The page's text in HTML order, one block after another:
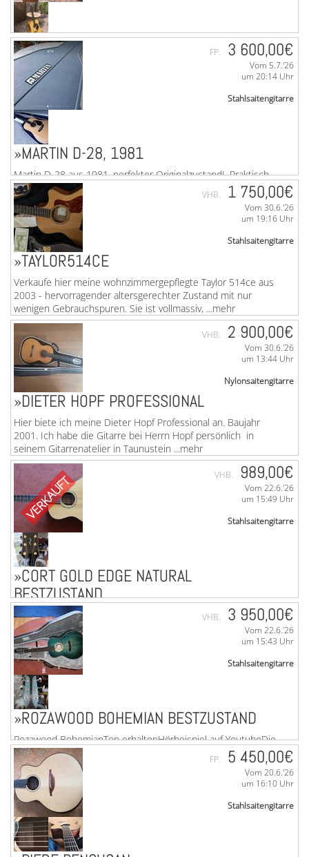
»C.F. MARTIN D-18 (2025)
Biete eine neue ungespielte D-18. Auch ein Klassiker kann
noch weiter verbessert werden! Das bewies Martin im Jahre
2025 mit einem Update der D-18. Die ...mehr
FP. 3 600,00€
Vom 5.7.'26
um 20:14 Uhr
Stahlsaitengitarre
»MARTIN D-28, 1981
Martin D-28 aus 1981, perfekter Originalzustand! Praktisch
keine wirklichen Gebrauchsspuren, alles original, blauer
Koffer ebenfalls in wohnzimmergepflegten ...mehr
VHB. 1 750,00€
Vom 30.6.'26
um 19:16 Uhr
Stahlsaitengitarre
»TAYLOR514CE
Verkaufe hier meine wohnzimmergepflegte Taylor 514ce aus
2003 - hervorragender altersgerechter Zustand mit nur
wenigen Gebrauchspuren. Sie ist vollmassiv, ...mehr
VHB. 2 900,00€
Vom 30.6.'26
um 13:44 Uhr
Nylonsaitengitarre
»DIETER HOPF PROFESSIONAL
Hier biete ich meine Dieter Hopf Professional an. Baujahr
2001. Ich habe die Gitarre bei Herrn Hopf persönlich in
seinem Gitarrenatelier in Taunustein ...mehr
VERKAUFT VHB. 989,00€
Vom 22.6.'26
um 15:49 Uhr
Stahlsaitengitarre
»CORT GOLD EDGE NATURAL
BESTZUSTAND
CORT GOLD Edge NaturalTop erhaltenMuss meine
Sammlung verkleinern.Spezifikationen:Korpusform: Grand
AuditoriumVollmassive BauweiseMensur: 25,3" (643 ...mehr
VHB. 3 950,00€
Vom 22.6.'26
um 15:43 Uhr
Stahlsaitengitarre
»ROZAWOOD BOHEMIAN BESTZUSTAND
Rozawood BohemianTop erhaltenHörbeispiel auf YoutubeDie
blau gebeizte Kombination aus Fichte und Riegelahorn
verleiht dieser Gitarre im ...mehr
FP. 5 450,00€
Vom 20.6.'26
um 16:10 Uhr
Stahlsaitengitarre